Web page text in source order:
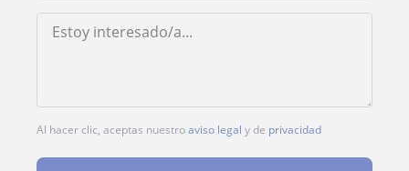
Al hacer clic, aceptas nuestroaviso legal y de privacidad